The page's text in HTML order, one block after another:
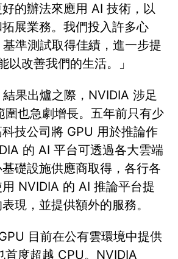
的辦法來應用 AI 技術，以
展業務。我們投入許多心
準測試取得佳績，進一步提
以改善我們的生活。」
果出爐之際，NVIDIA 涉足
圍也急劇增長。五年前只有少
技公司將 GPU 用於推論作
的 AI 平台可透過各大雲端
礎設施供應商取得，各行各
NVIDIA 的 AI 推論平台提
現，並提供額外的服務。
目前在公有雲環境中提供
首度超越 CPU。NVIDIA